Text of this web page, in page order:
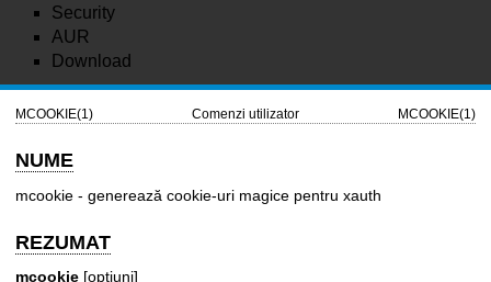
Security
AUR
Download
MCOOKIE(1) Comenzi utilizator MCOOKIE(1)
NUME
mcookie - generează cookie-uri magice pentru xauth
REZUMAT
mcookie [opțiuni]